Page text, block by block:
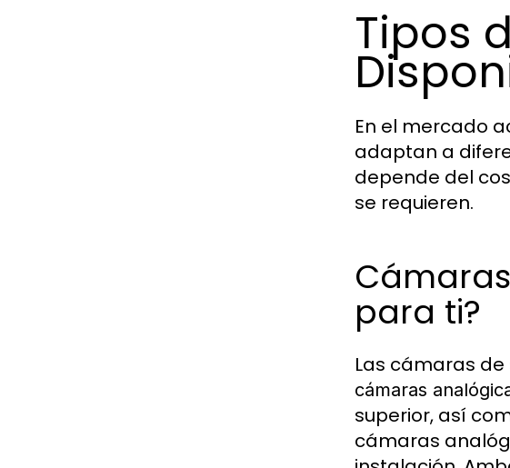
Tipos
En el mercado
adaptan a
depende del
se requieren.
para ti?
Las cámaras
cámaras
superior, así
cámaras